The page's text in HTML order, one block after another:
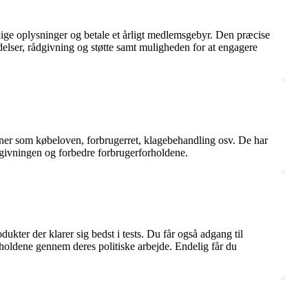
oplysninger og betale et årligt medlemsgebyr. Den præcise
rådgivning og støtte samt muligheden for at engagere
som købeloven, forbrugerret, klagebehandling osv. De har
og forbedre forbrugerforholdene.
der klarer sig bedst i tests. Du får også adgang til
gennem deres politiske arbejde. Endelig får du